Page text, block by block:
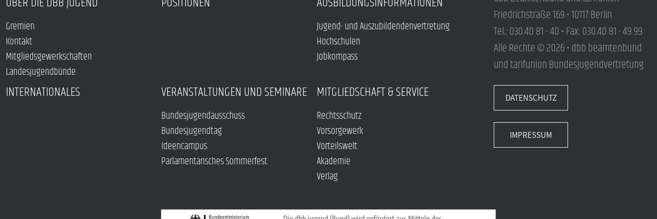
Gremien
Kontakt
Mitgliedsgewerkschaften
Landesjugendbünde
Jugend- und Auszubildendenvertretung
Hochschulen
Jobkompass
INTERNATIONALES VERANSTALTUNGEN UND SEMINARE
Bundesjugendausschuss
Bundesjugendtag
Ideencampus
Parlamentarisches Sommerfest
MITGLIEDSCHAFT & SERVICE
Rechtsschutz
Vorsorgewerk
Vorteilswelt
Akademie
Verlag
Friedrichstraße 169 • 10117 Berlin
Tel.: 030.40 81 - 40 • Fax: 030.40 81 - 49 99
Alle Rechte © 2026 • dbb beamtenbund
und tarifunion Bundesjugendvertretung
DATENSCHUTZ
IMPRESSUM